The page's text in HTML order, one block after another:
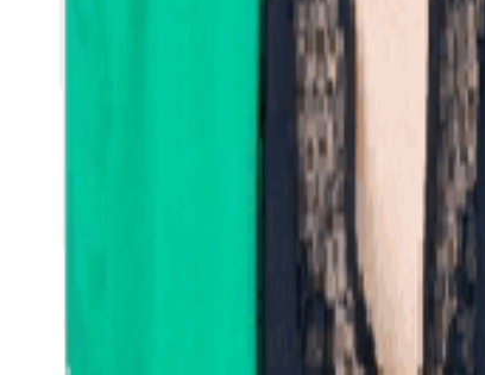
automatiquement vos indemnités kilométriques.
en toute sécurité depuis une seule application.